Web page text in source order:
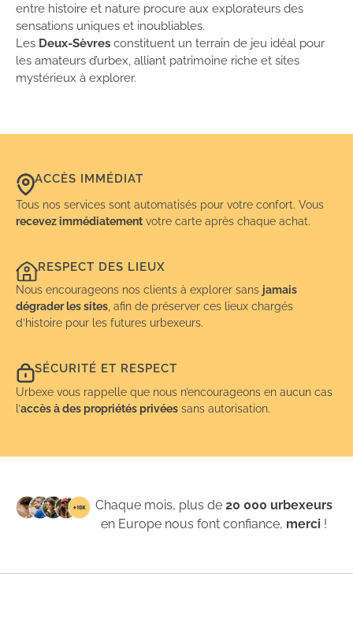
entre histoire et nature procure aux explorateurs des
sensations uniques et inoubliables.
Les Deux-Sèvres constituent un terrain de jeu idéal pour
les amateurs d’urbex, alliant patrimoine riche et sites
mystérieux à explorer.
ACCÈS IMMÉDIAT
Tous nos services sont automatisés pour votre confort. Vous
recevez immédiatement votre carte après chaque achat.
RESPECT DES LIEUX
Nous encourageons nos clients à explorer sans jamais
dégrader les sites , afin de préserver ces lieux chargés
d’histoire pour les futures urbexeurs.
SÉCURITÉ ET RESPECT
Urbexe vous rappelle que nous n’encourageons en aucun cas
l’accès à des propriétés privées sans autorisation.
Chaque mois, plus de20 000 urbexeurs
en Europe nous font confiance, merci !